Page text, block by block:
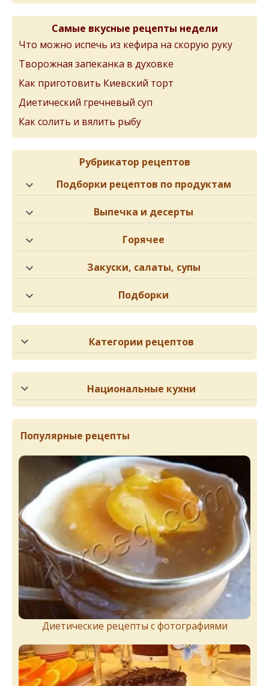
Самые вкусные рецепты недели
Что можно испечь из кефира на скорую руку
Творожная запеканка в духовке
Как приготовить Киевский торт
Диетический гречневый суп
Как солить и вялить рыбу
Рубрикатор рецептов
Подборки рецептов по продуктам
Выпечка и десерты
Горячее
Закуски, салаты, супы
Подборки
Категории рецептов
Национальные кухни
Популярные рецепты
Диетические рецепты с фотографиями